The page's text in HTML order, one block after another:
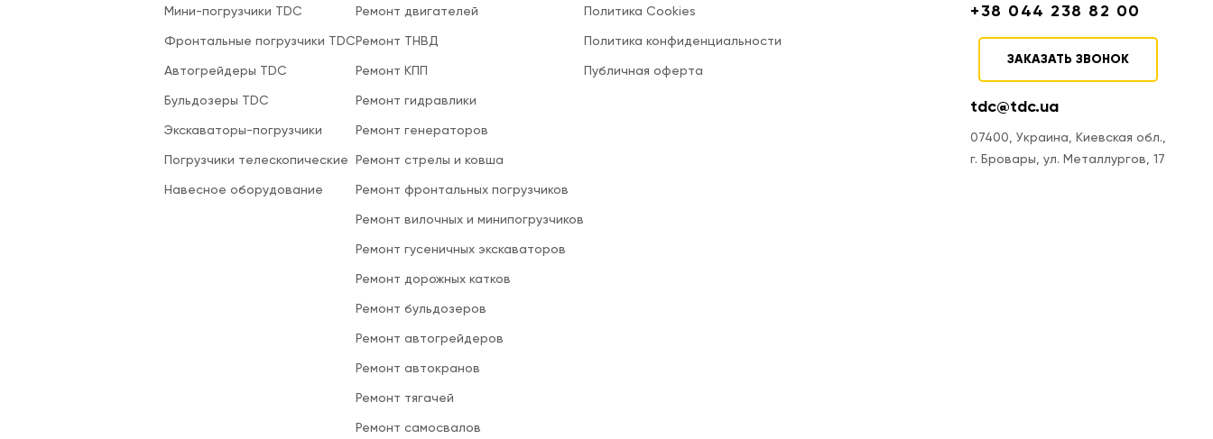
Мини-погрузчики TDC
Фронтальные погрузчики TDC
Автогрейдеры TDC
Бульдозеры TDC
Экскаваторы-погрузчики
Погрузчики телескопические
Навесное оборудование
Ремонт двигателей
Ремонт ТНВД
Ремонт КПП
Ремонт гидравлики
Ремонт генераторов
Ремонт стрелы и ковша
Ремонт фронтальных погрузчиков
Ремонт вилочных и минипогрузчиков
Ремонт гусеничных экскаваторов
Ремонт дорожных катков
Ремонт бульдозеров
Ремонт автогрейдеров
Ремонт автокранов
Ремонт тягачей
Ремонт самосвалов
Политика Cookies
Политика конфиденциальности
Публичная оферта
+38 044 238 82 00
ЗАКАЗАТЬ ЗВОНОК
tdc@tdc.ua
07400, Украина, Киевская обл.,
г. Бровары, ул. Металлургов, 17